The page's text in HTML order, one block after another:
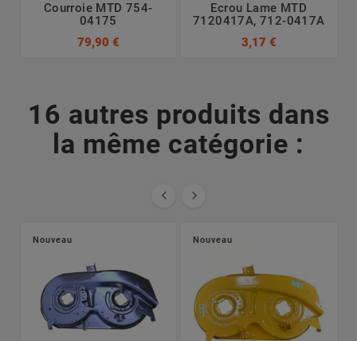
Courroie MTD 754-
04175
79,90 €
Ecrou Lame MTD
7120417A, 712-0417A
3,17 €
16 autres produits dans
la même catégorie :
 
Nouveau Nouveau